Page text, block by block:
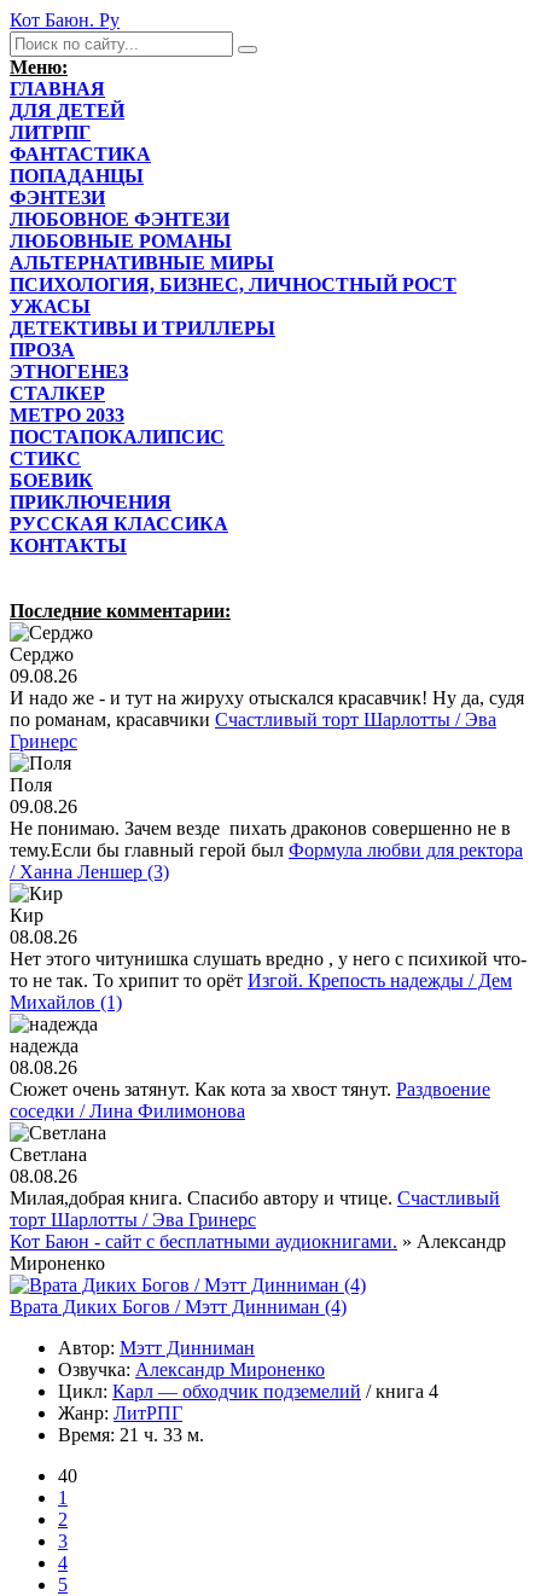
Кот Баюн. Ру
Меню:
ГЛАВНАЯ
ДЛЯ ДЕТЕЙ
ЛИТРПГ
ФАНТАСТИКА
ПОПАДАНЦЫ
ФЭНТЕЗИ
ЛЮБОВНОЕ ФЭНТЕЗИ
ЛЮБОВНЫЕ РОМАНЫ
АЛЬТЕРНАТИВНЫЕ МИРЫ
ПСИХОЛОГИЯ, БИЗНЕС, ЛИЧНОСТНЫЙ РОСТ
УЖАСЫ
ДЕТЕКТИВЫ И ТРИЛЛЕРЫ
ПРОЗА
ЭТНОГЕНЕЗ
СТАЛКЕР
МЕТРО 2033
ПОСТАПОКАЛИПСИС
СТИКС
БОЕВИК
ПРИКЛЮЧЕНИЯ
РУССКАЯ КЛАССИКА
КОНТАКТЫ
Последние комментарии:
Серджо
09.08.26
И надо же - и тут на жируxу отыскался красавчик! Ну да, судя
по романам, красавчики Счастливый торт Шарлотты / Эва
Гринерс
Поля
09.08.26
Не понимаю. Зачем везде пихать драконов совершенно не в
тему.Если бы главный герой был Формула любви для ректора
/ Ханна Леншер (3)
Кир
08.08.26
Нет этого читунишка слушать вредно , у него с психикой что-
то не так. То хрипит то орёт Изгой. Крепость надежды / Дем
Михайлов (1)
надежда
08.08.26
Сюжет очень затянут. Как кота за хвост тянут. Раздвоение
соседки / Лина Филимонова
Светлана
08.08.26
Милая,добрая книга. Спасибо автору и чтице. Счастливый
торт Шарлотты / Эва Гринерс
Кот Баюн - сайт с бесплатными аудиокнигами. » Александр
Мироненко
Врата Диких Богов / Мэтт Динниман (4)
Автор: Мэтт Динниман
Озвучка: Александр Мироненко
Цикл: Карл — обходчик подземелий / книга 4
Жанр: ЛитРПГ
Время: 21 ч. 33 м.
40
1
2
3
4
5